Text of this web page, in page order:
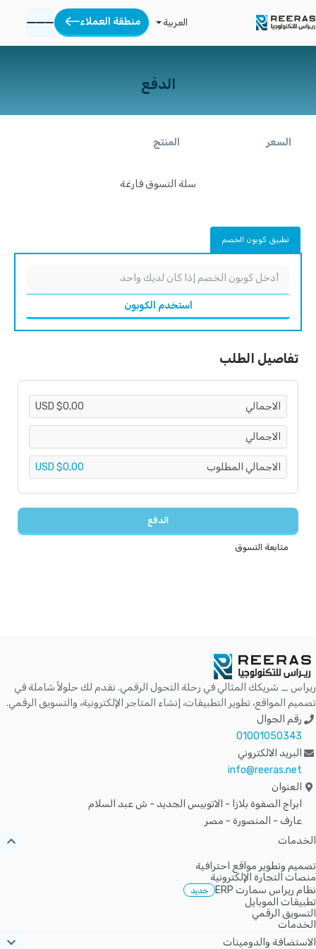
العربية منطقة العملاء
الدفع
المنتج السعر
سلة التسوق فارغة
تطبيق كوبون الخصم
استخدم الكوبون
تفاصيل الطلب
الاجمالي $0,00 USD
الاجمالي
$0,00 USD الاجمالي المطلوب
الدفع
متابعة التسوق
ريراس _ شريكك المثالي في رحلة التحول الرقمي. نقدم لك حلولاً شاملة في
تصميم المواقع، تطوير التطبيقات، إنشاء المتاجر الإلكترونية، والتسويق الرقمي.
رقم الجوال
01001050343
البريد الالكتروني
info@reeras.net
العنوان
ابراج الصفوة بلازا - الاتوبيس الجديد - ش عبد السلام
عارف - المنصورة - مصر
الخدمات
تصميم وتطوير مواقع احترافية
منصات التجارة الإلكترونية
نظام ريراس سمارت ERP
جديد
تطبيقات الموبايل
التسويق الرقمي
الخدمات
الاستضافة والدومينات